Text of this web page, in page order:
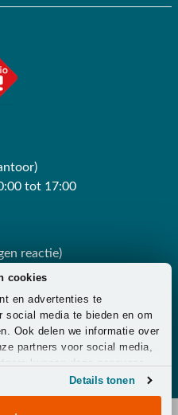
cookies
en advertenties te
social media te bieden en om
Ook delen we informatie over
partners voor social media,
kunnen deze gegevens
die u aan ze heeft verstrekt
van uw gebruik van hun
Details tonen
tot 17:00
reactie)
reactie)